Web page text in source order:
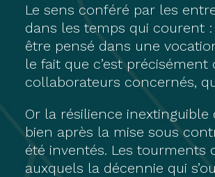
Le sens conféré par les
dans les temps qui courent
être pensé dans une
le fait que c’est
collaborateurs concernés,
Or la résilience
bien après la mise sous
été inventés. Les tourments
auxquels la décennie qui